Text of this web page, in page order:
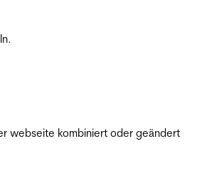
webseite kombiniert oder geändert